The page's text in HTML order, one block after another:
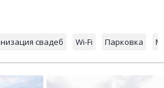
свадеб Wi-Fi Парковка